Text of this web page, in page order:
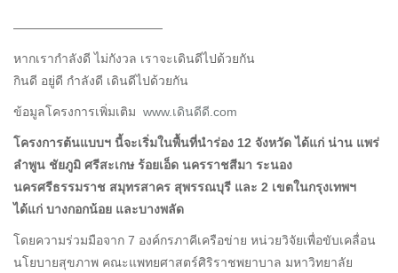
————————————
หากเรากำลังดี ไม่กังวล เราจะเดินดีไปด้วยกัน
กินดี อยู่ดี กำลังดี เดินดีไปด้วยกัน
ข้อมูลโครงการเพิ่มเติม www.เดินดีดี.com
โครงการต้นแบบฯ นี้จะเริ่มในพื้นที่นำร่อง 12 จังหวัด ได้แก่ น่าน แพร่
ลำพูน ชัยภูมิ ศรีสะเกษ ร้อยเอ็ด นครราชสีมา ระนอง
นครศรีธรรมราช สมุทรสาคร สุพรรณบุรี และ 2 เขตในกรุงเทพฯ
ได้แก่ บางกอกน้อย และบางพลัด
โดยความร่วมมือจาก 7 องค์กรภาคีเครือข่าย หน่วยวิจัยเพื่อขับเคลื่อน
นโยบายสุขภาพ คณะแพทยศาสตร์ศิริราชพยาบาล มหาวิทยาลัย